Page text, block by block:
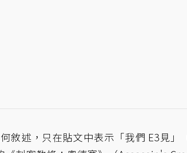
敘述，只在貼文中表示「我們 E3見」